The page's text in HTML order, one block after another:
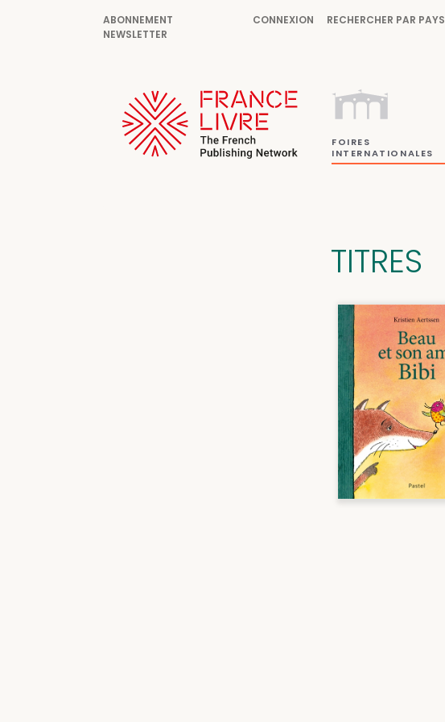
ABONNEMENT
NEWSLETTER
CONNEXION RECHERCHER PAR PAYS
FOIRES
INTERNATIONALES
TITRES